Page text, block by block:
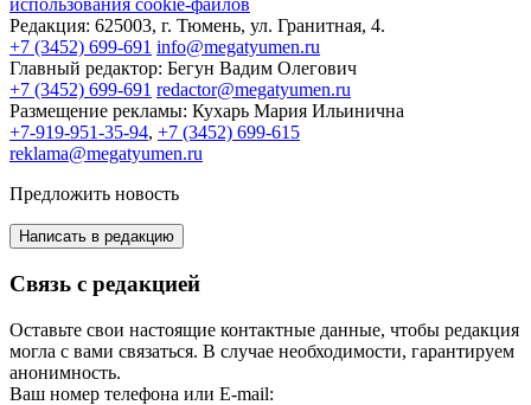
использования cookie-файлов
Редакция: 625003, г. Тюмень, ул. Гранитная, 4.
+7 (3452) 699-691 info@megatyumen.ru
Главный редактор: Бегун Вадим Олегович
+7 (3452) 699-691 redactor@megatyumen.ru
Размещение рекламы: Кухарь Мария Ильинична
+7-919-951-35-94, +7 (3452) 699-615
reklama@megatyumen.ru
Предложить новость
Написать в редакцию
Связь с редакцией
Оставьте свои настоящие контактные данные, чтобы редакция
могла с вами связаться. В случае необходимости, гарантируем
анонимность.
Ваш номер телефона или E-mail: